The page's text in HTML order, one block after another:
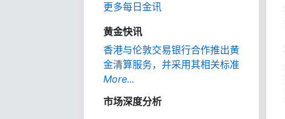
更多每日金讯
黄金快讯
香港与伦敦交易银行合作推出黄
金清算服务，并采用其相关标准
More...
市场深度分析